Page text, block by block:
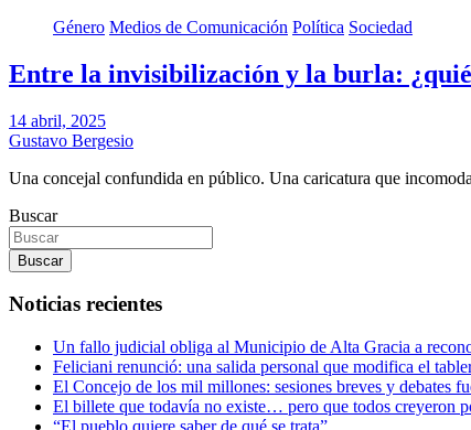
Género Medios de Comunicación Política Sociedad
Entre la invisibilización y la burla:
14 abril, 2025
Gustavo Bergesio
Una concejal confundida en público. Una caricatura que
Buscar
Buscar
Noticias recientes
Un fallo judicial obliga al Municipio de Alta Gracia a
Feliciani renunció: una salida personal que modifica el
El Concejo de los mil millones: sesiones breves y debates
El billete que todavía no existe… pero que todos creyeron
“El pueblo quiere saber de qué se trata”